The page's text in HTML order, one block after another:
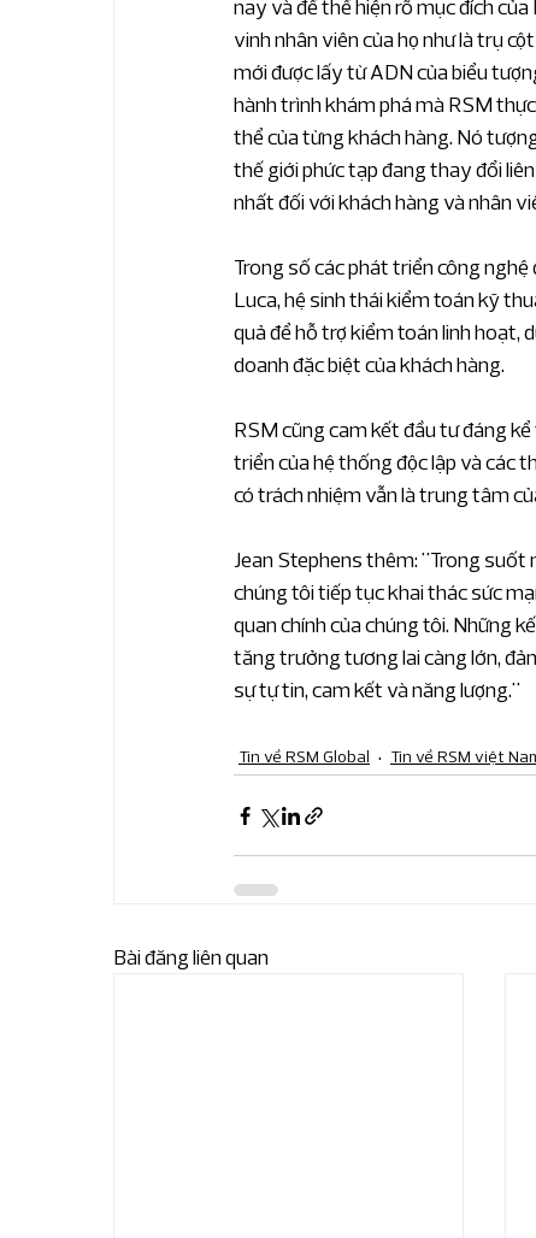
nay và để thể hiện rõ mục đích
vinh nhân viên của họ như là trụ
mới được lấy từ ADN của biểu
hành trình khám phá mà RSM
thể của từng khách hàng. Nó
thế giới phức tạp đang thay đổi
nhất đối với khách hàng và nhân
Trong số các phát triển công
Luca, hệ sinh thái kiểm toán kỹ
quả để hỗ trợ kiểm toán linh hoạt,
doanh đặc biệt của khách hàng.
RSM cũng cam kết đầu tư đáng
triển của hệ thống độc lập và các
có trách nhiệm vẫn là trung tâm
Jean Stephens thêm: "Trong suốt
chúng tôi tiếp tục khai thác sức
quan chính của chúng tôi. Những
tăng trưởng tương lai càng lớn,
sự tự tin, cam kết và năng lượng."
Tin về RSM Global Tin về RSM việt
Bài đăng liên quan